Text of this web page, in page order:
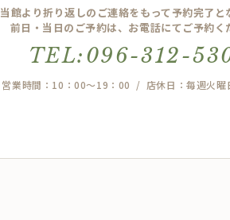
当館より折り返しのご連絡をもって予約完了と
前日・当日のご予約は、お電話にてご予約く
TEL:096-312-
営業時間：10：00～19：00 / 店休日：毎週火曜